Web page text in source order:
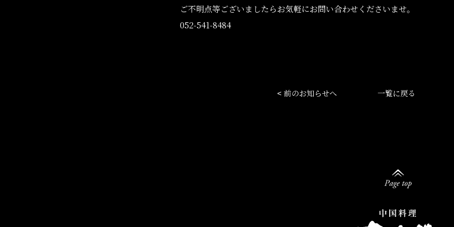
ご不明点等ございましたらお気軽にお問い合わせくださいませ。
052-541-8484
< 前のお知らせへ 一覧に戻る